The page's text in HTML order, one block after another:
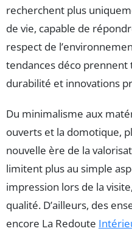
recherchent plus
de vie, capable de
respect de
tendances déco
durabilité et innovations
Du minimalisme aux
ouverts et la domotique,
nouvelle ère de la
limitent plus au simple
impression lors de la
qualité. D’ailleurs, des
encore La Redoute